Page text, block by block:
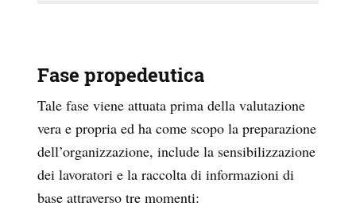
Fase propedeutica
Tale fase viene attuata prima della valutazione
vera e propria ed ha come scopo la preparazione
dell’organizzazione, include la sensibilizzazione
dei lavoratori e la raccolta di informazioni di
base attraverso tre momenti: